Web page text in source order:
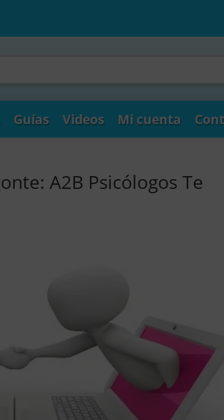
Guías Videos Mi cuenta
A2B Psicólogos Te